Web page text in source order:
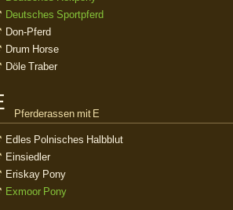
Deutsches Sportpferd
Don-Pferd
Drum Horse
Döle Traber
Pferderassen mit E
Edles Polnisches Halbblut
Einsiedler
Eriskay Pony
Exmoor Pony